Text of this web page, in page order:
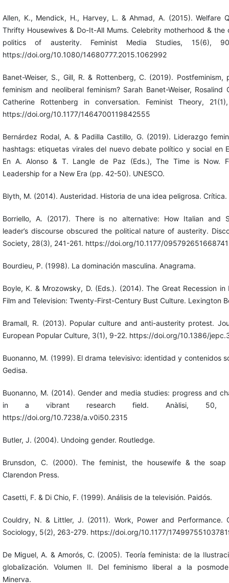
Allen, K., Mendick, H., Harvey, L. & Ahmad, A. (2015). Welfare
Thrifty Housewives & Do-It-All Mums. Celebrity motherhood & the
politics of austerity. Feminist Media Studies, 15(6),
https://doi.org/10.1080/14680777.2015.1062992
Banet-Weiser, S., Gill, R. & Rottenberg, C. (2019). Postfeminism,
feminism and neoliberal feminism? Sarah Banet-Weiser, Rosalind
Catherine Rottenberg in conversation. Feminist Theory,
https://doi.org/10.1177/1464700119842555
Bernárdez Rodal, A. & Padilla Castillo, G. (2019). Liderazgo
hashtags: etiquetas virales del nuevo debate político y social en
En A. Alonso & T. Langle de Paz (Eds.), The Time is Now.
Leadership for a New Era (pp. 42-50). UNESCO.
Blyth, M. (2014). Austeridad. Historia de una idea peligrosa. Crítica.
Borriello, A. (2017). There is no alternative: How Italian and
leader’s discourse obscured the political nature of austerity.
Society, 28(3), 241-261. https://doi.org/10.1177/
Bourdieu, P. (1998). La dominación masculina. Anagrama.
Boyle, K. & Mrozowsky, D. (Eds.). (2014). The Great Recession in
Film and Television: Twenty-First-Century Bust Culture. Lexington
Bramall, R. (2013). Popular culture and anti-austerity protest.
European Popular Culture, 3(1), 9-22. https://doi.org/10.1386/
Buonanno, M. (1999). El drama televisivo: identidad y contenidos
Gedisa.
Buonanno, M. (2014). Gender and media studies: progress and
in a vibrant research field. Anàlisi, 50,
https://doi.org/10.7238/a.v0i50.2315
Butler, J. (2004). Undoing gender. Routledge.
Brunsdon, C. (2000). The feminist, the housewife & the soap
Clarendon Press.
Casetti, F. & Di Chio, F. (1999). Análisis de la televisión. Paidós.
Couldry, N. & Littler, J. (2011). Work, Power and Performance.
Sociology, 5(2), 263-279. https://doi.org/10.1177/
De Miguel, A. & Amorós, C. (2005). Teoría feminista: de la
globalización. Volumen II. Del feminismo liberal a la
Minerva.